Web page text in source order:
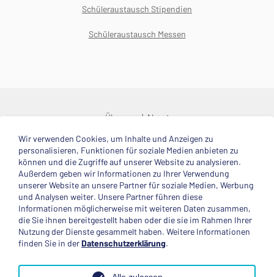
Schüleraustausch Stipendien
Schüleraustausch Messen
Über uns About
© 2025 Deutsche Stiftung Völkerverständigung
Impressum Datenschutzerklärung Kontakt
Mitglied im
Wir verwenden Cookies, um Inhalte und Anzeigen zu
personalisieren, Funktionen für soziale Medien anbieten zu
können und die Zugriffe auf unserer Website zu analysieren.
Außerdem geben wir Informationen zu Ihrer Verwendung
unserer Website an unsere Partner für soziale Medien, Werbung
und Analysen weiter. Unsere Partner führen diese
Informationen möglicherweise mit weiteren Daten zusammen,
die Sie ihnen bereitgestellt haben oder die sie im Rahmen Ihrer
Nutzung der Dienste gesammelt haben. Weitere Informationen
finden Sie in derDatenschutzerklärung.